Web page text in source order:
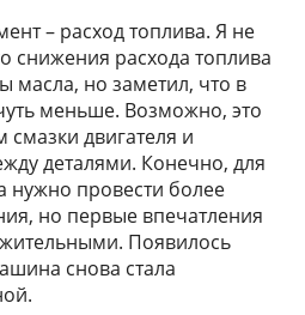
– расход топлива. Я не
снижения расхода топлива
масла, но заметил, что в
меньше. Возможно, это
двигателя и
деталями. Конечно, для
нужно провести более
но первые впечатления
Появилось
снова стала